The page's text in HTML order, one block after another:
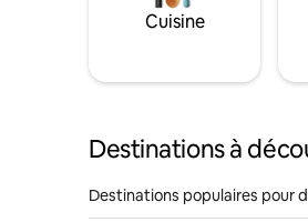
Cuisine
Destinations à
Destinations populaires pour